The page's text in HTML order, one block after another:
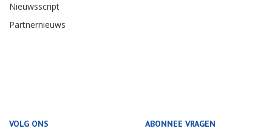
Nieuwsscript
Partnernieuws
VOLG ONS ABONNEE VRAGEN